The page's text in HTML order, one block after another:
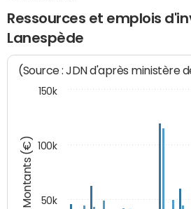
Ressources et emplois
Lanespède
Montants (€)
(Source : JDN d'après ministère
50k
100k
150k